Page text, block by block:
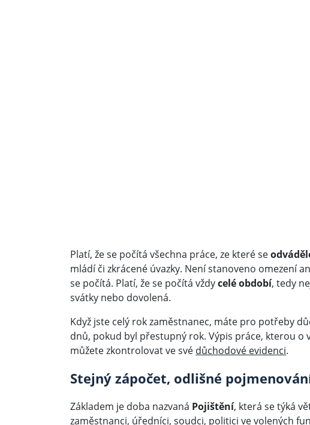
Platí, že se počítá všechna práce, ze které se
mládí či zkrácené úvazky. Není stanoveno omezení
se počítá. Platí, že se počítá vždycelé období, tedy
svátky nebo dovolená.
Když jste celý rok zaměstnanec, máte pro potřeby
dnů, pokud byl přestupný rok. Výpis práce, kterou
můžete zkontrolovat ve své důchodové evidenci.
Stejný zápočet, odlišné
Základem je doba nazvaná Pojištění, která se týká
zaměstnanci, úředníci, soudci, politici ve volených